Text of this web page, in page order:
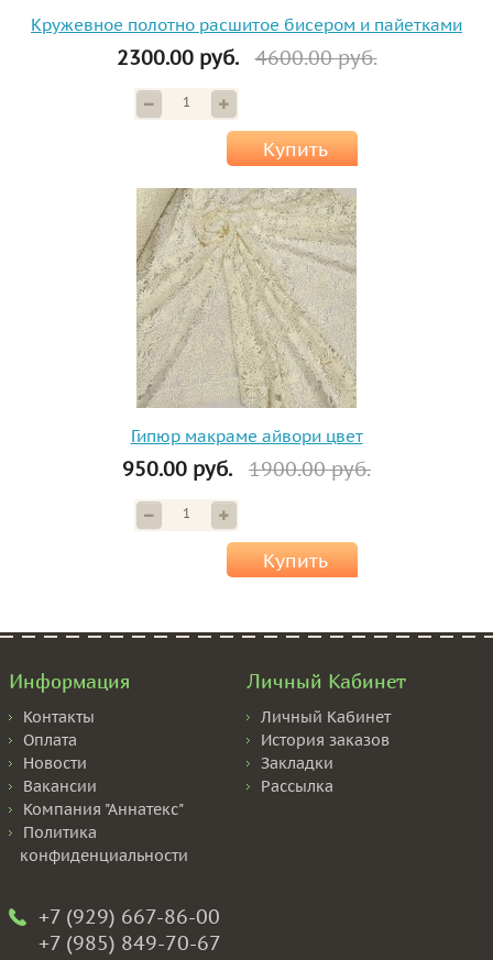
Кружевное полотно расшитое бисером и пайетками
2300.00 руб. 4600.00 руб.
Купить
Гипюр макраме айвори цвет
950.00 руб. 1900.00 руб.
Купить
Информация
Контакты
Оплата
Новости
Вакансии
Компания "Аннатекс"
Политика
конфиденциальности
Личный Кабинет
Личный Кабинет
История заказов
Закладки
Рассылка
+7 (929) 667-86-00
+7 (985) 849-70-67